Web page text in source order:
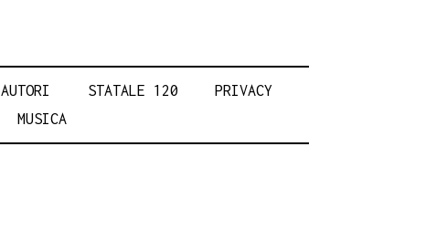
AUTORI STATALE 120
PRIVACY
MUSICA